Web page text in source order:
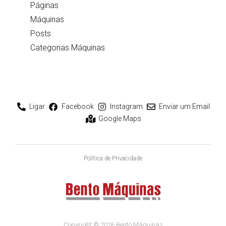
Páginas
Máquinas
Posts
Categorias Máquinas
Ligar Facebook Instagram
Enviar um Email
Google Maps
Política de Privacidade